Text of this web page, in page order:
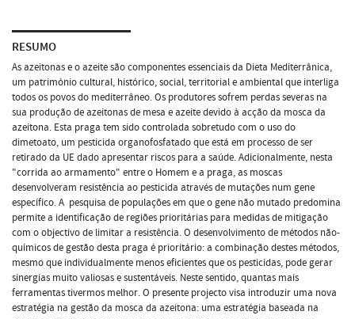
RESUMO
As azeitonas e o azeite são componentes essenciais da Dieta Mediterrânica,
um património cultural, histórico, social, territorial e ambiental que interliga
todos os povos do mediterrâneo. Os produtores sofrem perdas severas na
sua produção de azeitonas de mesa e azeite devido à acção da mosca da
azeitona. Esta praga tem sido controlada sobretudo com o uso do
dimetoato, um pesticida organofosfatado que está em processo de ser
retirado da UE dado apresentar riscos para a saúde. Adicionalmente, nesta
"corrida ao armamento" entre o Homem e a praga, as moscas
desenvolveram resistência ao pesticida através de mutações num gene
específico. A pesquisa de populações em que o gene não mutado predomina
permite a identificação de regiões prioritárias para medidas de mitigação
com o objectivo de limitar a resistência. O desenvolvimento de métodos não-
químicos de gestão desta praga é prioritário: a combinação destes métodos,
mesmo que individualmente menos eficientes que os pesticidas, pode gerar
sinergias muito valiosas e sustentáveis. Neste sentido, quantas mais
ferramentas tivermos melhor. O presente projecto visa introduzir uma nova
estratégia na gestão da mosca da azeitona: uma estratégia baseada na